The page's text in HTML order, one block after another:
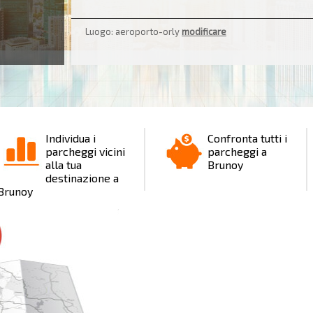
Luogo: aeroporto-orly modificare
Individua i
parcheggi vicini
alla tua
destinazione a
Confronta tutti i
parcheggi a
Brunoy